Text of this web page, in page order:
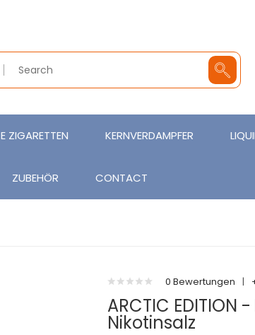
E ZIGARETTEN KERNVERDAMPFER
ZUBEHÖR CONTACT
0 Bewertungen |
ARCTIC
Nikotinsalz